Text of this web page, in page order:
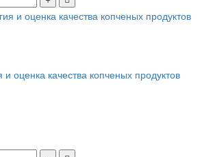
и оценка качества копченых продуктов